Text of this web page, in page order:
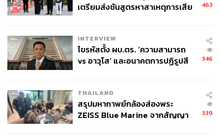
เสี่ยง สิ่งที่ควรทำที่สุดคือรีบพาตัวเองออกมาจากจุดนั้น
3.พกอุปกรณ์ป้องกันตัวไปด้วย
ในกรณีที่มีเหตุฉุกเฉิน
เล็กๆ หรือหาทางหนีทีไล่ไว้ไปด้วยเพื่อความอุ่นใจ
4. มีสติก่อนจะออกไปดื่ม ปาร์ตี้สังสรรค์ หรือทำกิจกรรม
ท้าทายอะไรก็ตาม ไม่ว่าจะสนุกสุดเหวี่ยงแค่ไหน สิ่งสำคัญ
รู้เช่นนี้แล้ว ใครที่อยากออกไปท่องโลกกว้างคนเดียว ลองเริ่ม
ทำการศึกษาหาข้อมูลกันได้ แต่แนะให้ลองเริ่มจากต่างจัง
เตรียมส่งชันสูตรหาสาเหตุการเสีย
463
INTERVIEW
ไขรหัสตั้ง ผบ.ตร. ‘ความสามารถ
vs อาวุโส’ และอนาคตการปฏิรูปสี
346
THAILAND
สรุปมหากาพย์กล้องส่องพระ
ZEISS Blue Marine จากสัญญา
339